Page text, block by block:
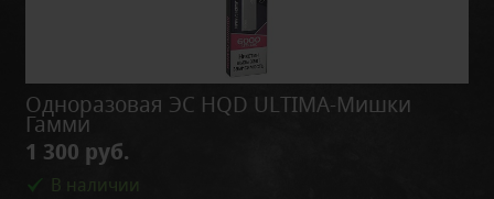
Одноразовая ЭС HQD ULTIMA-Мишки
Гамми
1 300 руб.
В наличии